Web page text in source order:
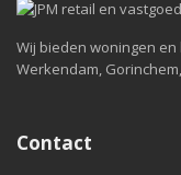
Wij bieden woningen
Werkendam,
Contact